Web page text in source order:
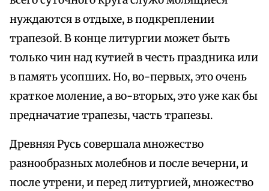
нуждаются в отдыхе, в подкреплении
трапезой. В конце литургии может быть
только чин над кутией в честь праздника или
в память усопших. Но, во-первых, это очень
краткое моление, а во-вторых, это уже как бы
предначатие трапезы, часть трапезы.
Древняя Русь совершала множество
разнообразных молебнов и после вечерни, и
после утрени, и перед литургией, множество